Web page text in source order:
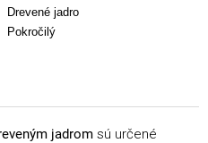
Drevené jadro
Pokročilý
jadrom sú určené